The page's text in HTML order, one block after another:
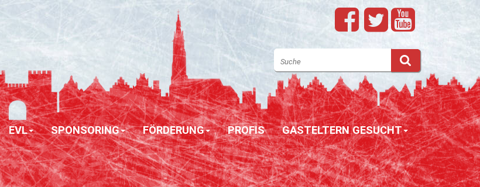
EVL SPONSORING FÖRDERUNG PROFIS GASTELTERN GESUCHT